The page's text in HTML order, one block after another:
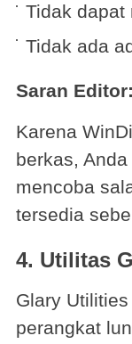
Tidak dapat
Tidak ada
Saran Editor:
Karena
berkas,
mencoba
tersedia
4. Utilitas
Glary
perangkat